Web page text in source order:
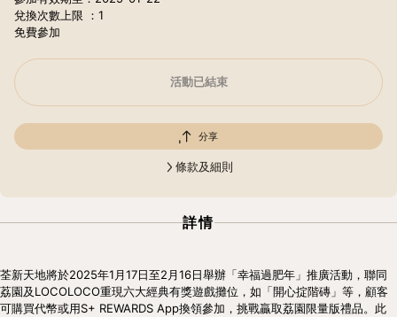
兌換次數上限
：1
免費參加
活動已結束
分享
條款及細則
詳情
荃新天地將於2025年1月17日至2月16日舉辦「幸福過肥年」推廣活動，聯同
荔園及LOCOLOCO重現六大經典有獎遊戲攤位，如「開心掟階磚」等，顧客
可購買代幣或用S+ REWARDS App換領參加，挑戰贏取荔園限量版禮品。此